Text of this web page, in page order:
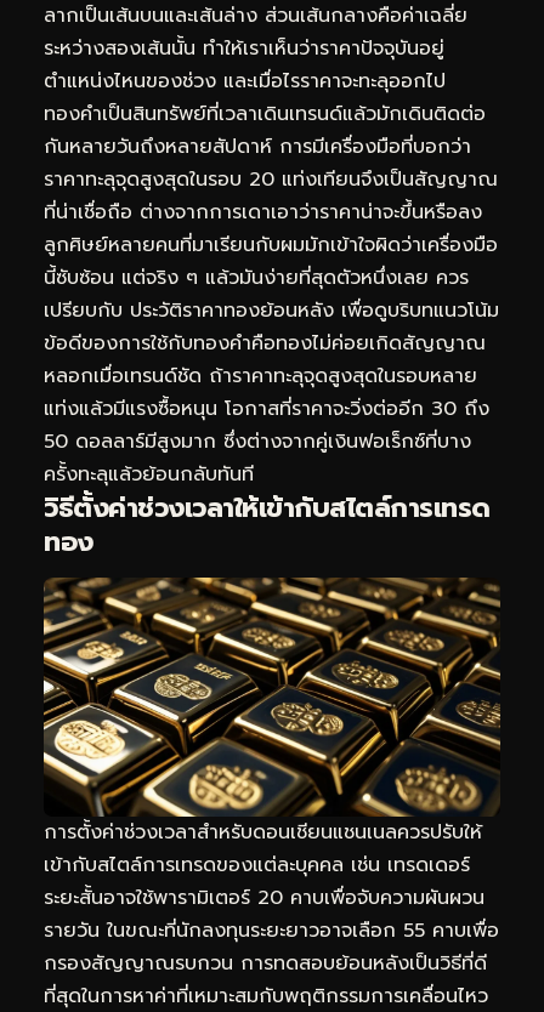
ลากเป็นเส้นบนและเส้นล่าง ส่วนเส้นกลางคือค่าเฉลี่ย
ระหว่างสองเส้นนั้น ทำให้เราเห็นว่าราคาปัจจุบันอยู่
ตำแหน่งไหนของช่วง และเมื่อไรราคาจะทะลุออกไป
ทองคำเป็นสินทรัพย์ที่เวลาเดินเทรนด์แล้วมักเดินติดต่อ
กันหลายวันถึงหลายสัปดาห์ การมีเครื่องมือที่บอกว่า
ราคาทะลุจุดสูงสุดในรอบ 20 แท่งเทียนจึงเป็นสัญญาณ
ที่น่าเชื่อถือ ต่างจากการเดาเอาว่าราคาน่าจะขึ้นหรือลง
ลูกศิษย์หลายคนที่มาเรียนกับผมมักเข้าใจผิดว่าเครื่องมือ
นี้ซับซ้อน แต่จริง ๆ แล้วมันง่ายที่สุดตัวหนึ่งเลย ควร
เปรียบกับ ประวัติราคาทองย้อนหลัง เพื่อดูบริบทแนวโน้ม
ข้อดีของการใช้กับทองคำคือทองไม่ค่อยเกิดสัญญาณ
หลอกเมื่อเทรนด์ชัด ถ้าราคาทะลุจุดสูงสุดในรอบหลาย
แท่งแล้วมีแรงซื้อหนุน โอกาสที่ราคาจะวิ่งต่ออีก 30 ถึง
50 ดอลลาร์มีสูงมาก ซึ่งต่างจากคู่เงินฟอเร็กซ์ที่บาง
ครั้งทะลุแล้วย้อนกลับทันที
วิธีตั้งค่าช่วงเวลาให้เข้ากับสไตล์การเทรด
ทอง
การตั้งค่าช่วงเวลาสำหรับดอนเชียนแชนเนลควรปรับให้
เข้ากับสไตล์การเทรดของแต่ละบุคคล เช่น เทรดเดอร์
ระยะสั้นอาจใช้พารามิเตอร์ 20 คาบเพื่อจับความผันผวน
รายวัน ในขณะที่นักลงทุนระยะยาวอาจเลือก 55 คาบเพื่อ
กรองสัญญาณรบกวน การทดสอบย้อนหลังเป็นวิธีที่ดี
ที่สุดในการหาค่าที่เหมาะสมกับพฤติกรรมการเคลื่อนไหว